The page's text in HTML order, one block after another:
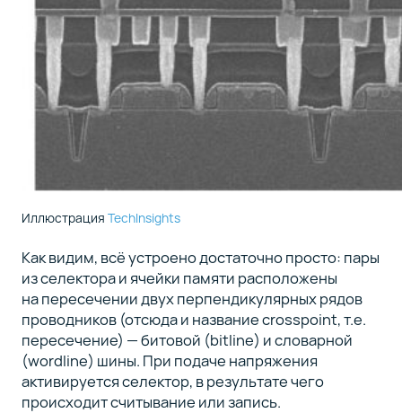
Иллюстрация TechInsights
Как видим, всё устроено достаточно просто: пары
из селектора и ячейки памяти расположены
на пересечении двух перпендикулярных рядов
проводников (отсюда и название crosspoint, т.е.
пересечение) — битовой (bitline) и словарной
(wordline) шины. При подаче напряжения
активируется селектор, в результате чего
происходит считывание или запись.